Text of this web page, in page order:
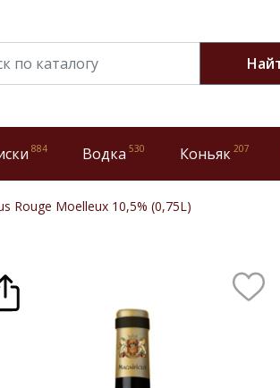
884 Водка 530 Коньяк 207
Rouge Moelleux 10,5% (0,75L)